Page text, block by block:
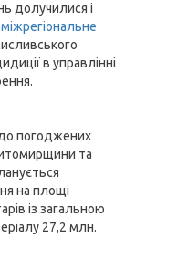
долучилися і
в управлінні
погоджених
та
на площі
із загальною
27,2 млн.